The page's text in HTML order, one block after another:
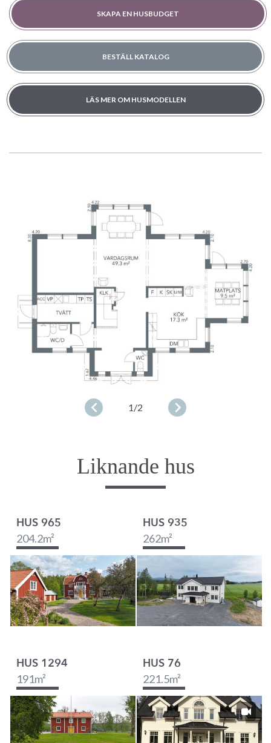
SKAPA EN HUSBUDGET
BESTÄLL KATALOG
LÄS MER OM HUSMODELLEN
1/2
Liknande hus
HUS 965
204.2m²
HUS 935
262m²
HUS 1294
191m²
HUS 76
221.5m²